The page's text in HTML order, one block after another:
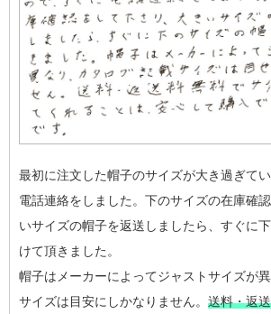
最初に注文した帽子のサイズが大き過ぎて
電話連絡をしました。下のサイズの在庫確
いサイズの帽子を返送しましたら、すぐに
けて頂きました。
帽子はメーカーによってジャストサイズが
サイズは目安にしかなりません。 送料・返